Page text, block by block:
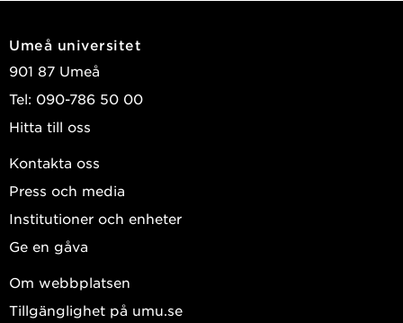
Livelihood dynamics and challenges to wellbeing
in the drylands of rural East Africa: the drylands
transform study population in the Karamoja
border region
Global Health Action
Schumann, Barbara; Turinawe, Alice; Lindvall,
Kristina; et al.
Umeå universitet
901 87 Umeå
Tel: 090-786 50 00
Hitta till oss
Kontakta oss
Press och media
Institutioner och enheter
Ge en gåva
Om webbplatsen
Tillgänglighet på umu.se